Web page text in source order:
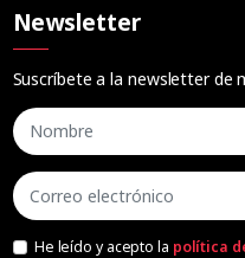
Newsletter
Suscríbete a la newsletter de
He leído y acepto la política